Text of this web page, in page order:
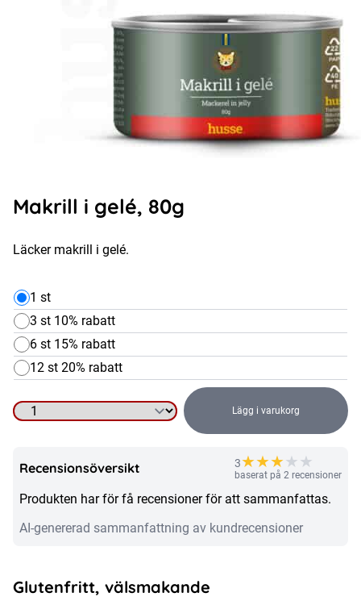
Makrill i gelé, 80g
Läcker makrill i gelé.
1 st
3 st 10% rabatt
6 st 15% rabatt
12 st 20% rabatt
Makrill
gelé,
Lägg i varukorg
Recensionsöversikt 3★★★★★
baserat på 2 recensioner
Produkten har för få recensioner för att sammanfattas.
AI-genererad sammanfattning av kundrecensioner
Glutenfritt, välsmakande